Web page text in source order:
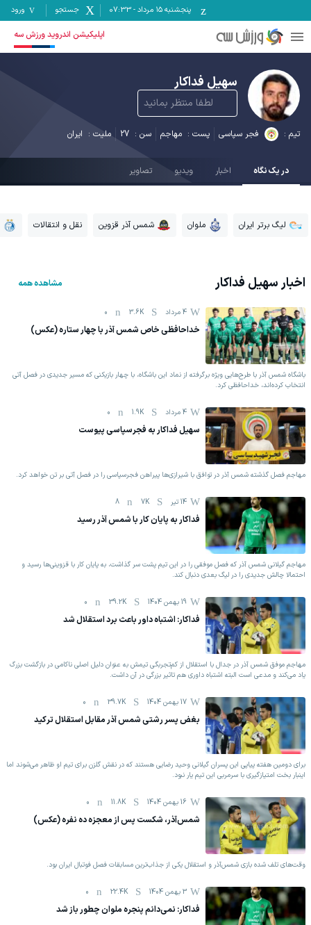
پنجشنبه ۱۵ مرداد -
07:33 جستجو ورود
اپلیکیشن اندروید ورزش سه
سهیل فداکار
لطفا منتظر بمانید
تیم : فجر سپاسی پست : مهاجم سن : 27 ملیت : ایران
در یک نگاه اخبار ویدیو تصاویر
لیگ برتر ایران ملوان شمس آذر قزوین نقل و انتقالات
اخبارسهیل فداکار مشاهده همه
4 مرداد 3.6K
0
خداحافظی خاص شمس آذر با چهار ستاره (عکس)
باشگاه شمس آذر با طرح‌هایی ویژه برگرفته از نماد این باشگاه، با چهار بازیکنی که مسیر جدیدی در فصل آتی
انتخاب کرده‌اند، خداحافظی کرد.
4 مرداد 1.9K
0
سهیل فداکار به فجرسپاسی پیوست
مهاجم فصل گذشته شمس آذر در توافق با شیرازی‌ها پیراهن فجرسپاسی را در فصل آتی بر تن خواهد کرد.
14 تیر 7K
8
فداکار به پایان کار با شمس آذر رسید
مهاجم گیلانی شمس آذر که فصل موفقی را در این تیم پشت سر گذاشت، به پایان کار با قزوینی‌ها رسید و
احتمالا چالش جدیدی را در لیگ بعدی دنبال کند.
19 بهمن 1404 39.2K
0
فداکار: اشتباه داور باعث برد استقلال شد
مهاجم موفق شمس آذر در جدال با استقلال از کم‌تجربگی‌ تیمش به عنوان دلیل اصلی ناکامی در بازگشت بزرگ
یاد می‌کند و مدعی است البته اشتباه داوری هم تاثیر بزرگی در آن داشت.
17 بهمن 1404 39.7K
0
بغض پسر رشتی شمس آذر مقابل استقلال ترکید
برای دومین هفته پیاپی این پسران گیلانی وحید رضایی هستند که در نقش گلزن برای تیم او ظاهر می‌شوند اما
اینبار بخت امتیازگیری با سرمربی این تیم یار نبود.
16 بهمن 1404 11.8K
0
شمس‌آذر، شکست پس از معجزه ده نفره (عکس)
وقت‌های تلف شده بازی شمس‌آذر و استقلال یکی از جذاب‌ترین مسابقات فصل فوتبال ایران بود.
3 بهمن 1404 22.4K
0
فداکار: نمی‌دانم پنجره ملوان چطور باز شد